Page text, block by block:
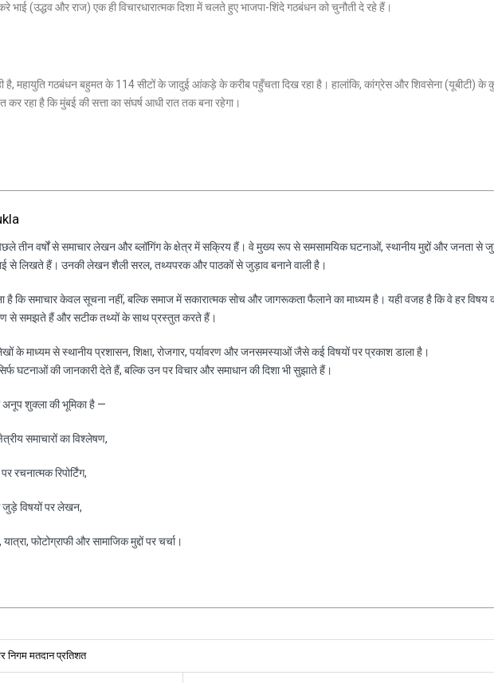
भाई (उद्धव और राज) एक ही विचारधारात्मक दिशा में चलते हुए भाजपा-शिंदे गठबंधन को चुनौती दे रहे हैं।
महायुति गठबंधन बहुमत के 114 सीटों के जादुई आंकड़े के करीब पहुँचता दिख रहा है। हालांकि, कांग्रेस और शिवसेना (यूबीटी) के
कर रहा है कि मुंबई की सत्ता का संघर्ष आधी रात तक बना रहेगा।
तीन वर्षों से समाचार लेखन और ब्लॉगिंग के क्षेत्र में सक्रिय हैं। वे मुख्य रूप से समसामयिक घटनाओं, स्थानीय मुद्दों और जनता से
से लिखते हैं। उनकी लेखन शैली सरल, तथ्यपरक और पाठकों से जुड़ाव बनाने वाली है।
है कि समाचार केवल सूचना नहीं, बल्कि समाज में सकारात्मक सोच और जागरूकता फैलाने का माध्यम है। यही वजह है कि वे हर विषय
से समझते हैं और सटीक तथ्यों के साथ प्रस्तुत करते हैं।
के माध्यम से स्थानीय प्रशासन, शिक्षा, रोजगार, पर्यावरण और जनसमस्याओं जैसे कई विषयों पर प्रकाश डाला है।
घटनाओं की जानकारी देते हैं, बल्कि उन पर विचार और समाधान की दिशा भी सुझाते हैं।
अनूप शुक्ला की भूमिका है —
समाचारों का विश्लेषण,
रचनात्मक रिपोर्टिंग,
विषयों पर लेखन,
फोटोग्राफी और सामाजिक मुद्दों पर चर्चा।
निगम मतदान प्रतिशत